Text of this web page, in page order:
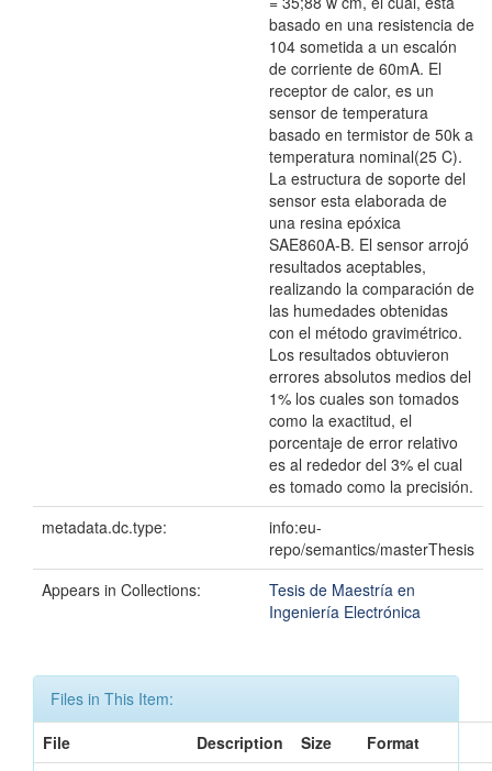
basado en una resistencia de
104 sometida a un escalón
de corriente de 60mA. El
receptor de calor, es un
sensor de temperatura
basado en termistor de 50k a
temperatura nominal(25 C).
La estructura de soporte del
sensor esta elaborada de
una resina epóxica
SAE860A-B. El sensor arrojó
resultados aceptables,
realizando la comparación de
las humedades obtenidas
con el método gravimétrico.
Los resultados obtuvieron
errores absolutos medios del
1% los cuales son tomados
como la exactitud, el
porcentaje de error relativo
es al rededor del 3% el cual
es tomado como la precisión.
metadata.dc.type:
info:eu-
repo/semantics/masterThesis
Appears in Collections:
Tesis de Maestría en
Ingeniería Electrónica
Files in This Item:
File
Description Size
Format